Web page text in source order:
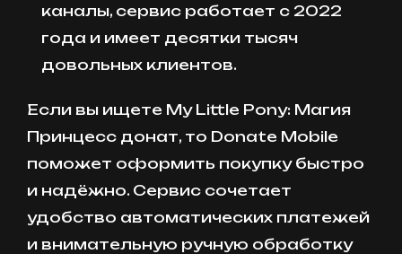
каналы, сервис работает с 2022
года и имеет десятки тысяч
довольных клиентов.
Если вы ищете My Little Pony: Магия
Принцесс донат, то Donate Mobile
поможет оформить покупку быстро
и надёжно. Сервис сочетает
удобство автоматических платежей
и внимательную ручную обработку